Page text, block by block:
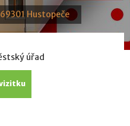
Hustopeče
úřad